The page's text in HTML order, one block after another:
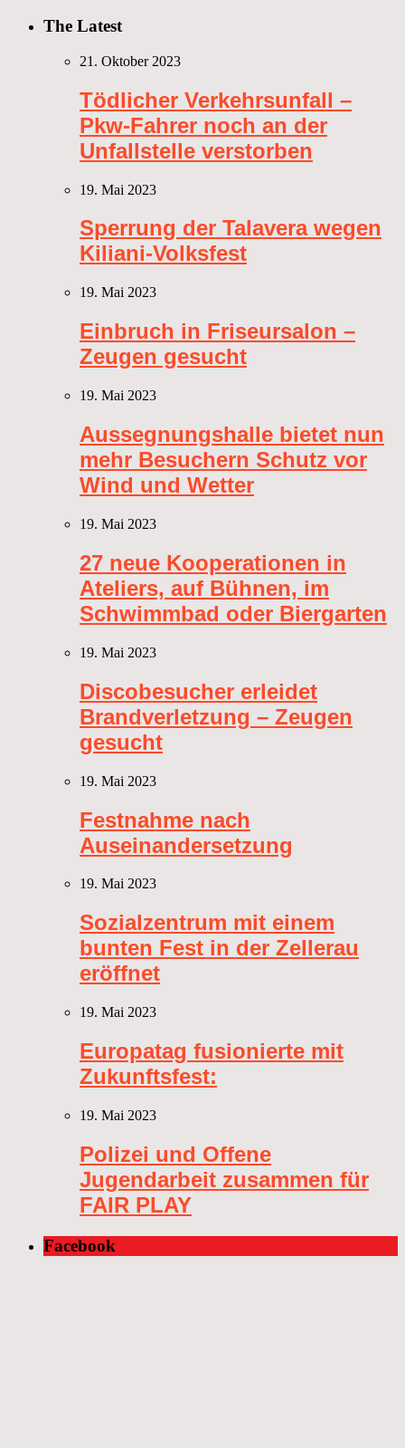
The Latest
21. Oktober 2023
Tödlicher Verkehrsunfall –
Pkw-Fahrer noch an der
Unfallstelle verstorben
19. Mai 2023
Sperrung der Talavera wegen
Kiliani-Volksfest
19. Mai 2023
Einbruch in Friseursalon –
Zeugen gesucht
19. Mai 2023
Aussegnungshalle bietet nun
mehr Besuchern Schutz vor
Wind und Wetter
19. Mai 2023
27 neue Kooperationen in
Ateliers, auf Bühnen, im
Schwimmbad oder Biergarten
19. Mai 2023
Discobesucher erleidet
Brandverletzung – Zeugen
gesucht
19. Mai 2023
Festnahme nach
Auseinandersetzung
19. Mai 2023
Sozialzentrum mit einem
bunten Fest in der Zellerau
eröffnet
19. Mai 2023
Europatag fusionierte mit
Zukunftsfest:
19. Mai 2023
Polizei und Offene
Jugendarbeit zusammen für
FAIR PLAY
Facebook